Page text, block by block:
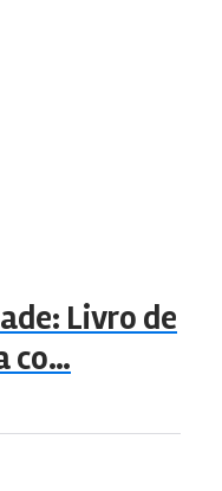
Livro de
co…